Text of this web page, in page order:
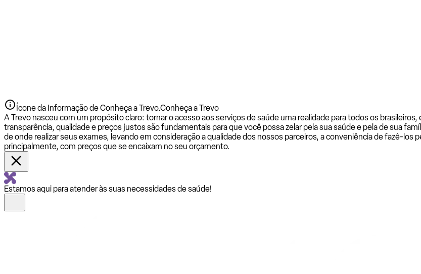
Ícone da Informação de Conheça a Trevo.Conheça a Trevo
A Trevo nasceu com um propósito claro: tornar o acesso aos serviços de saúde uma realidade para todos os
transparência, qualidade e preços justos são fundamentais para que você possa zelar pela sua saúde e pela de sua
de onde realizar seus exames, levando em consideração a qualidade dos nossos parceiros, a conveniência de fazê-los
principalmente, com preços que se encaixam no seu orçamento.
Estamos aqui para atender às suas necessidades de saúde!